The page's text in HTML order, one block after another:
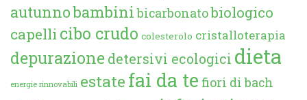
autunnobambini bicarbonatobiologico
capelli cibo crudo colesterolo cristalloterapia
depurazione detersivi ecologici dieta
energie rinnovabili estate fai da te fiori di bach